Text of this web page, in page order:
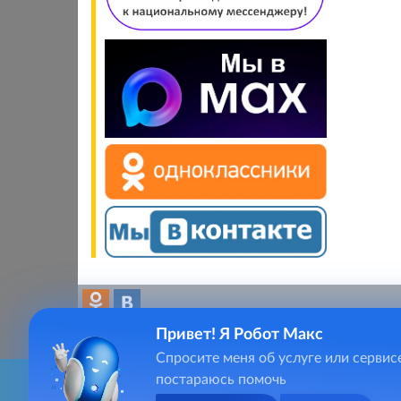
Для качественного предоставления услуг, сайт
Главная
Привет! Я Робот Макс
Спросите меня об услуге или
постараюсь помочь